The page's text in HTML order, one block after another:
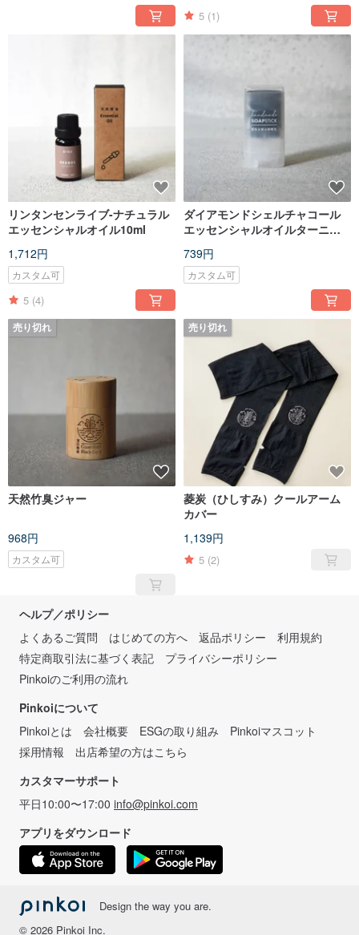
5 (1)
リンタンセンライブ-ナチュラル
エッセンシャルオイル10ml
1,712円
カスタム可
5 (4)
ダイアモンドシェルチャコール
エッセンシャルオイルターニン
739円
カスタム可
売り切れ
天然竹臭ジャー
968円
カスタム可
売り切れ
菱炭（ひしすみ）クールアーム
カバー
1,139円
5 (2)
ヘルプ／ポリシー
よくあるご質問
はじめての方へ 返品ポリシー
利用規約
特定商取引法に基づく表記
プライバシーポリシー
Pinkoiのご利用の流れ
Pinkoiについて
Pinkoiとは
会社概要 ESGの取り組み
Pinkoiマスコット
採用情報
出店希望の方はこちら
カスタマーサポート
平日10:00〜17:00 info@pinkoi.com
アプリをダウンロード
Design the way you are.
© 2026 Pinkoi Inc.